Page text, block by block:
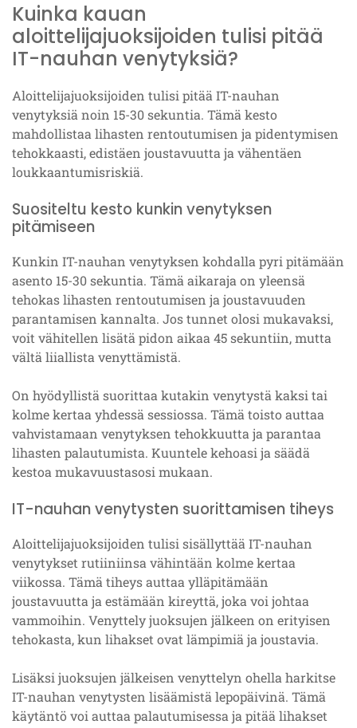
Kuinka kauan
aloittelijajuoksijoiden tulisi pitää
IT-nauhan venytyksiä?
Aloittelijajuoksijoiden tulisi pitää IT-nauhan
venytyksiä noin 15-30 sekuntia. Tämä kesto
mahdollistaa lihasten rentoutumisen ja pidentymisen
tehokkaasti, edistäen joustavuutta ja vähentäen
loukkaantumisriskiä.
Suositeltu kesto kunkin venytyksen
pitämiseen
Kunkin IT-nauhan venytyksen kohdalla pyri pitämään
asento 15-30 sekuntia. Tämä aikaraja on yleensä
tehokas lihasten rentoutumisen ja joustavuuden
parantamisen kannalta. Jos tunnet olosi mukavaksi,
voit vähitellen lisätä pidon aikaa 45 sekuntiin, mutta
vältä liiallista venyttämistä.
On hyödyllistä suorittaa kutakin venytystä kaksi tai
kolme kertaa yhdessä sessiossa. Tämä toisto auttaa
vahvistamaan venytyksen tehokkuutta ja parantaa
lihasten palautumista. Kuuntele kehoasi ja säädä
kestoa mukavuustasosi mukaan.
IT-nauhan venytysten suorittamisen tiheys
Aloittelijajuoksijoiden tulisi sisällyttää IT-nauhan
venytykset rutiiniinsa vähintään kolme kertaa
viikossa. Tämä tiheys auttaa ylläpitämään
joustavuutta ja estämään kireyttä, joka voi johtaa
vammoihin. Venyttely juoksujen jälkeen on erityisen
tehokasta, kun lihakset ovat lämpimiä ja joustavia.
Lisäksi juoksujen jälkeisen venyttelyn ohella harkitse
IT-nauhan venytysten lisäämistä lepopäivinä. Tämä
käytäntö voi auttaa palautumisessa ja pitää lihakset